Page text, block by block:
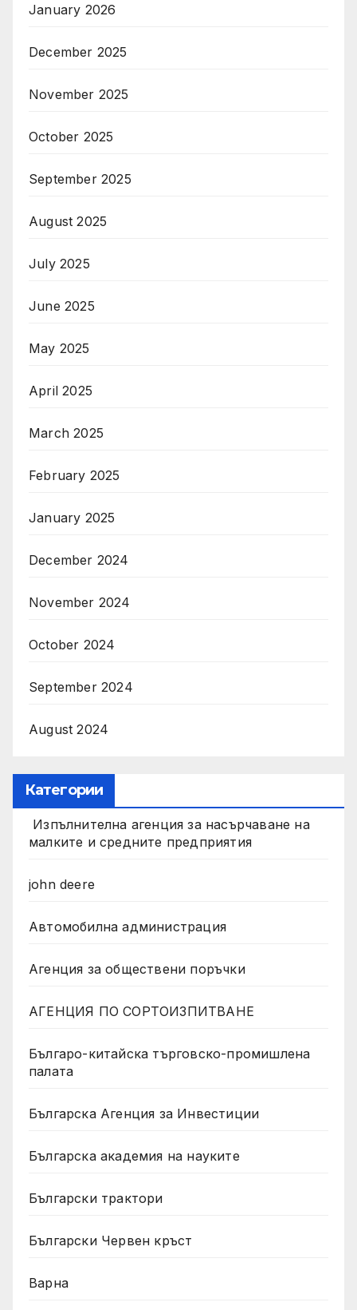
January 2026
December 2025
November 2025
October 2025
September 2025
August 2025
July 2025
June 2025
May 2025
April 2025
March 2025
February 2025
January 2025
December 2024
November 2024
October 2024
September 2024
August 2024
Категории
Изпълнителна агенция за насърчаване на
малките и средните предприятия
john deere
Автомобилна администрация
Агенция за обществени поръчки
АГЕНЦИЯ ПО СОРТОИЗПИТВАНЕ
Българо-китайска търговско-промишлена
палата
Българска Агенция за Инвестиции
Българска академия на науките
Български трактори
Български Червен кръст
Варна